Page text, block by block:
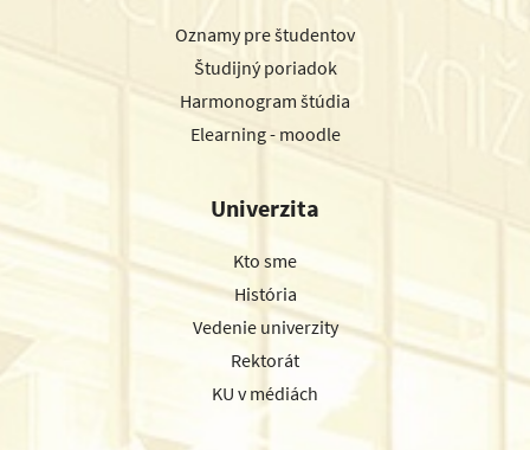
Oznamy pre študentov
Študijný poriadok
Harmonogram štúdia
Elearning - moodle
Univerzita
Kto sme
História
Vedenie univerzity
Rektorát
KU v médiách